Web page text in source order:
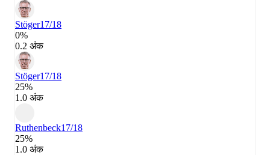
Stöger17/18
0%
0.2 अंक
Stöger17/18
25%
1.0 अंक
Ruthenbeck17/18
25%
1.0 अंक